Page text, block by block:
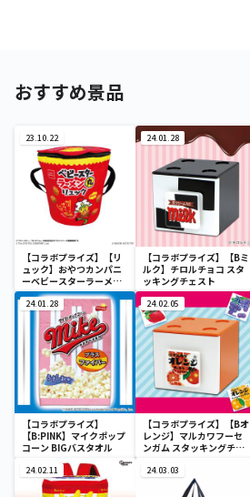
おすすめ景品
23.10.22
【コラボプライズ】【リ
ュック】おやつカンパニ
ーベビースターラーメン
丸リュック
24.01.28
【コラボプライズ】【Bミ
ルク】チロルチョコ スタ
ッキングチェスト
24.01.28
【コラボプライズ】
【B:PINK】マイクポップ
コーン BIGバスタオル
24.02.05
【コラボプライズ】【Bオ
レンジ】マルカワフーセ
ンガム スタッキングチェ
24.02.11 24.03.03